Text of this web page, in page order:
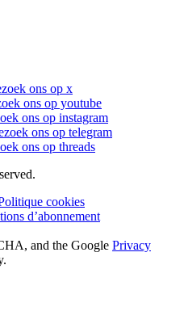
ons op x
ons op youtube
ons op instagram
ons op telegram
ons op threads
cookies
d’abonnement
and the Google Privacy